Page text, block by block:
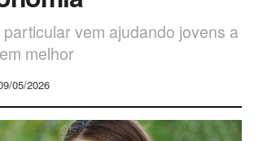
vem ajudando jovens a
melhor
05/2026